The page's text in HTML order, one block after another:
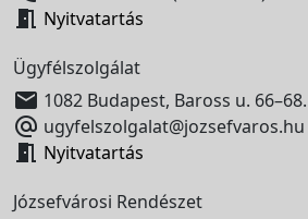
 Nyitvatartás
Ügyfélszolgálat
 1082 Budapest, Baross u. 66–68.
 ugyfelszolgalat@jozsefvaros.hu
 Nyitvatartás
Józsefvárosi Rendészet